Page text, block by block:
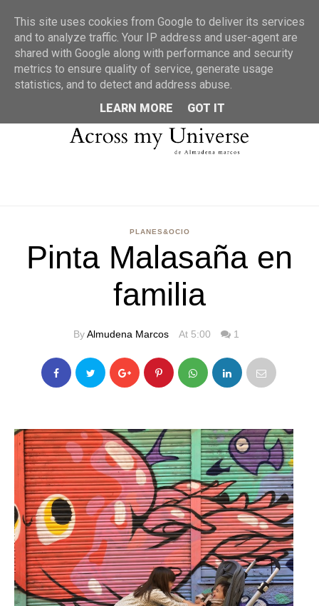
MENU
PLANES&OCIO
Pinta Malasaña en
familia
ByAlmudena Marcos At 5:00 1
This site uses cookies from Google to deliver its services
and to analyze traffic. Your IP address and user-agent are
shared with Google along with performance and security
metrics to ensure quality of service, generate usage
statistics, and to detect and address abuse.
LEARN MORE
GOT IT